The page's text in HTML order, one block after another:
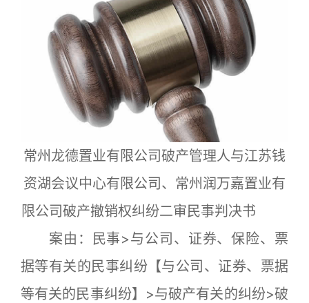
常州龙德置业有限公司破产管理人与江苏钱
资湖会议中心有限公司、常州润万嘉置业有
限公司破产撤销权纠纷二审民事判决书
案由：民事>与公司、证券、保险、票
据等有关的民事纠纷【与公司、证券、票据
等有关的民事纠纷】>与破产有关的纠纷>破